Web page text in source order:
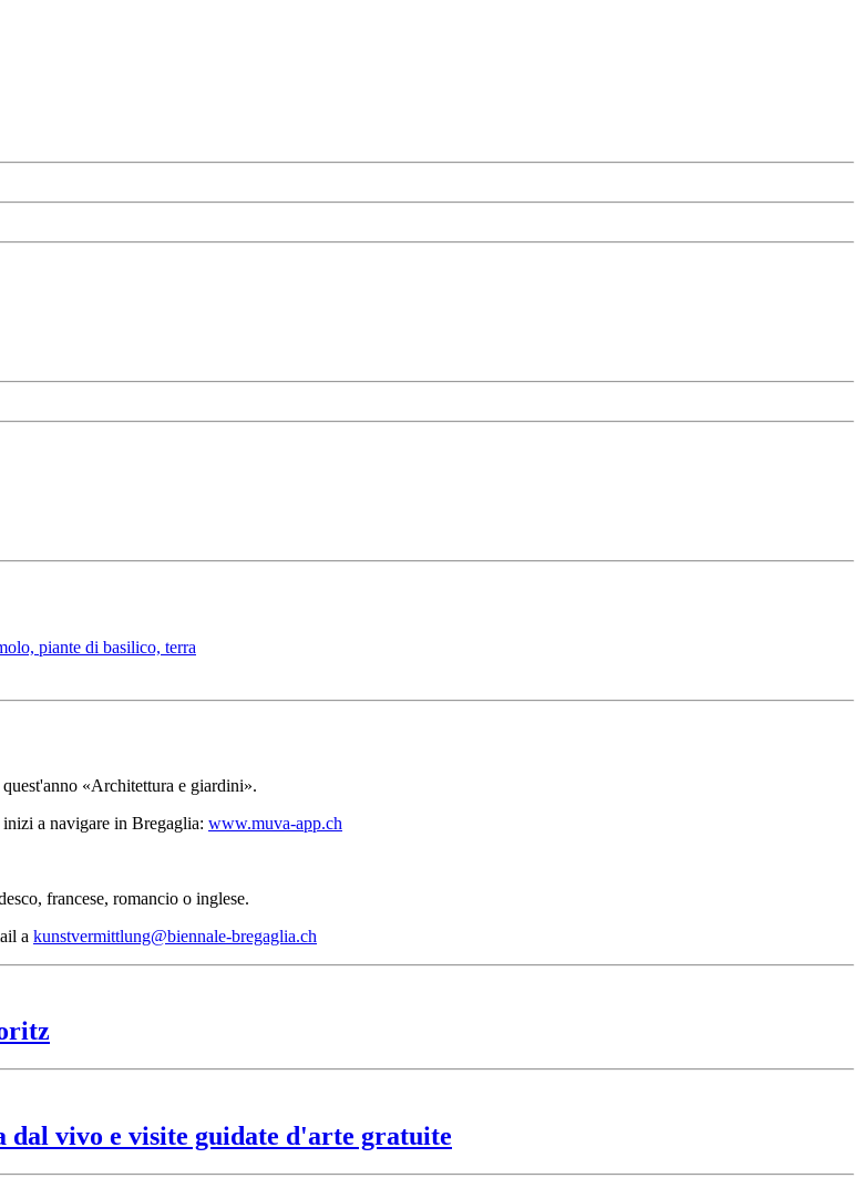
«Architettura e giardini».
a navigare in Bregaglia: www.muva-app.ch
francese, romancio o inglese.
a kunstvermittlung@biennale-bregaglia.ch
vivo e visite guidate d'arte gratuite
piante di basilico, terra